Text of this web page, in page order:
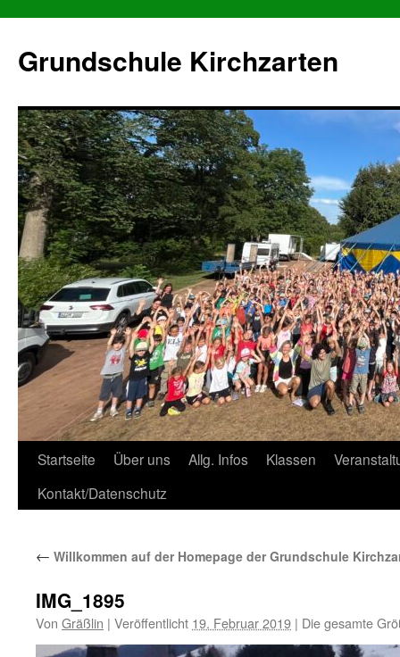
Grundschule Kirchzarten
Zum
Inhalt
Startseite Über uns Allg. Infos Klassen
Kontakt/Datenschutz
← Willkommen auf der Homepage der Grundschule
IMG_1895
Von Gräßlin | Veröffentlicht 19. Februar 2019 | Die gesamte